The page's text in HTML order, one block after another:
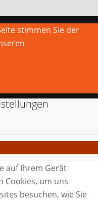
stimmen Sie der
auf Ihrem Gerät
Cookies, um uns
besuchen, wie Sie